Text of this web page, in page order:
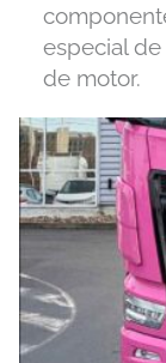
especial
de motor.